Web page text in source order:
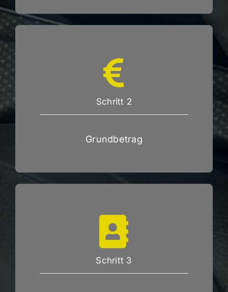
Schritt 2
Grundbetrag
Schritt 3